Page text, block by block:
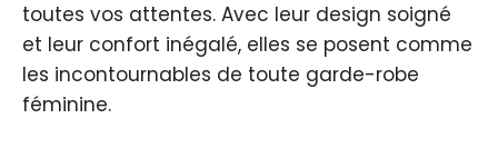
toutes vos attentes. Avec leur design soigné
et leur confort inégalé, elles se posent comme
les incontournables de toute garde-robe
féminine.